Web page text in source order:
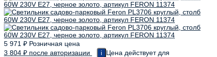
5 971 ₽ Розничная цена
3 804 ₽ после авторизации i
Цена действует для